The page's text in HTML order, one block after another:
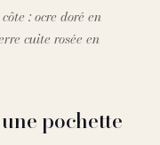
: ocre doré en
cuite rosée en
pochette